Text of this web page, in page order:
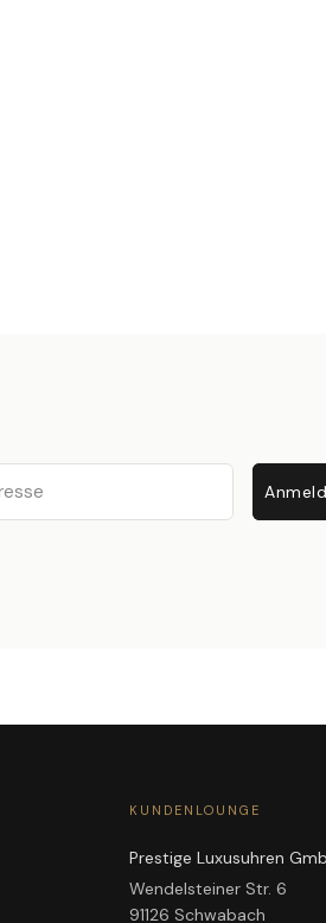
KUNDENLOUNGE
Prestige Luxusuhren
Wendelsteiner Str. 6
91126 Schwabach